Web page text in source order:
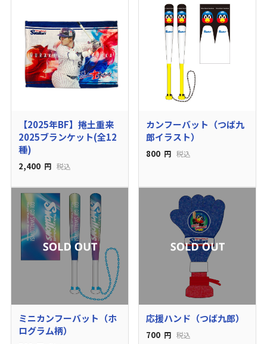
【2025年BF】捲土重来
2025ブランケット(全12
種)
2,400 円 税込
カンフーバット（つば九
郎イラスト）
800 円 税込
ミニカンフーバット（ホ
ログラム柄）
応援ハンド（つば九郎）
700 円 税込